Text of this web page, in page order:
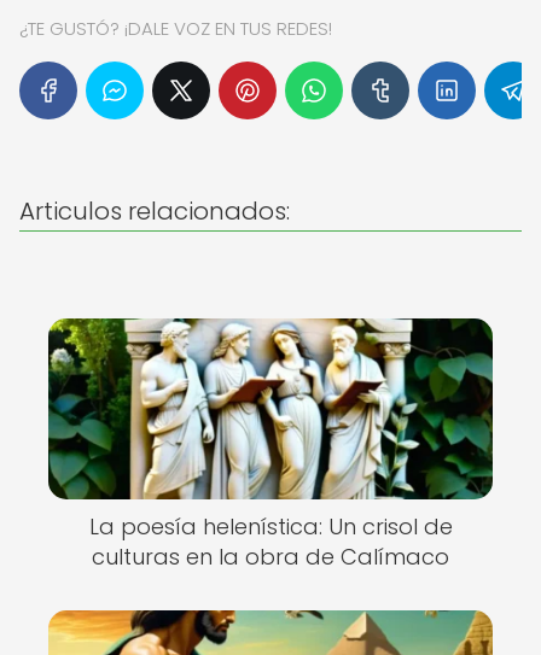
¿TE GUSTÓ? ¡DALE VOZ EN TUS REDES!
Articulos relacionados:
La poesía helenística: Un crisol de
culturas en la obra de Calímaco